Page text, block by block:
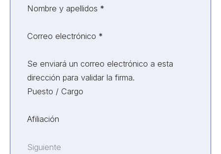
Sección no validada
Nombre y apellidos *
Correo electrónico *
Se enviará un correo electrónico a esta
dirección para validar la firma.
Puesto / Cargo
Afiliación
Siguiente